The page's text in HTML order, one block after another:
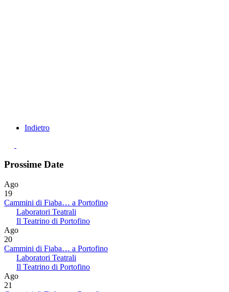
Indietro
Prossime Date
Ago
19
Cammini di Fiaba… a Portofino
Laboratori Teatrali
Il Teatrino di Portofino
Ago
20
Cammini di Fiaba… a Portofino
Laboratori Teatrali
Il Teatrino di Portofino
Ago
21